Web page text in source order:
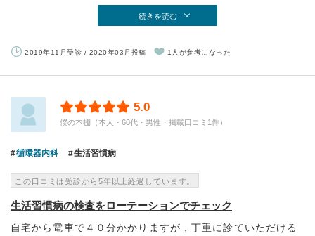
続きを読む
2019年11月受診 / 2020年03月投稿 1人が参考になった
5.0
僕の本棚（本人・60代・男性・掲載口コミ1件）
循環器内科 生活習慣病
この口コミは受診から5年以上経過しています。
生活習慣病の検査をローテーションでチェック
自宅から電車で４０分かかりますが，丁重に診ていただける